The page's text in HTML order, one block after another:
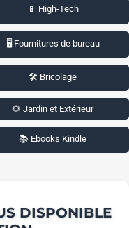
📱 High-Tech
🖥️ Fournitures de bureau
🛠️ Bricolage
🌻 Jardin et Extérieur
📚 Ebooks Kindle
DISPONIBLE